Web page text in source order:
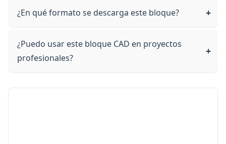
¿En qué formato se descarga este bloque?
¿Puedo usar este bloque CAD en proyectos
profesionales?